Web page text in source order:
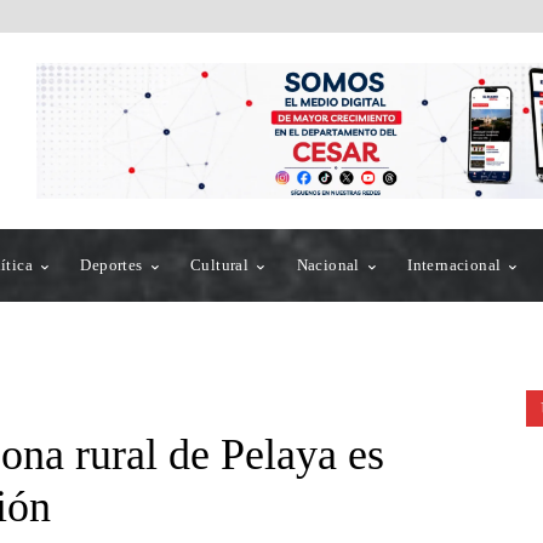
Deportes Cultural Nacional Internacional
rural de Pelaya es